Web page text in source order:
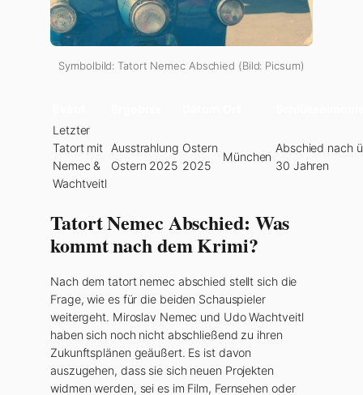
Symbolbild: Tatort Nemec Abschied (Bild: Picsum)
Letzter
Tatort mit
Nemec &
Wachtveitl
Ausstrahlung
Ostern 2025
Ostern
2025
München
Abschied nach
30 Jahren
Tatort Nemec Abschied: Was
kommt nach dem Krimi?
Nach dem tatort nemec abschied stellt sich die
Frage, wie es für die beiden Schauspieler
weitergeht. Miroslav Nemec und Udo Wachtveitl
haben sich noch nicht abschließend zu ihren
Zukunftsplänen geäußert. Es ist davon
auszugehen, dass sie sich neuen Projekten
widmen werden, sei es im Film, Fernsehen oder